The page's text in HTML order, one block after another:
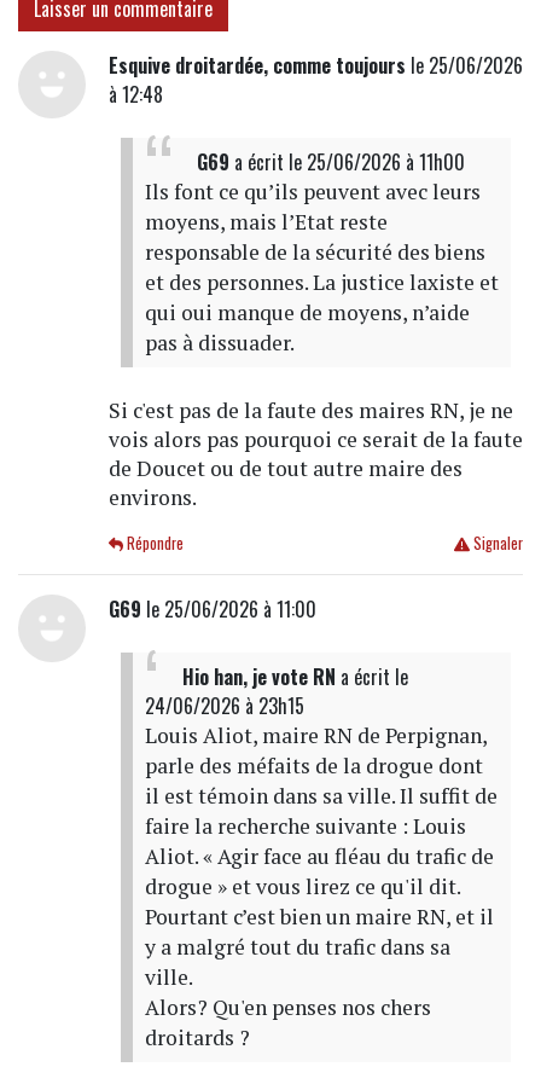
Laisser un commentaire
Esquive droitardée, comme toujours le 25/06/2026
à 12:48
G69 a écrit le 25/06/2026 à 11h00
Ils font ce qu’ils peuvent avec leurs
moyens, mais l’Etat reste
responsable de la sécurité des biens
et des personnes. La justice laxiste et
qui oui manque de moyens, n’aide
pas à dissuader.
Si c'est pas de la faute des maires RN, je ne
vois alors pas pourquoi ce serait de la faute
de Doucet ou de tout autre maire des
environs.
Signaler
Répondre
G69 le 25/06/2026 à 11:00
Hio han, je vote RN a écrit le
24/06/2026 à 23h15
Louis Aliot, maire RN de Perpignan,
parle des méfaits de la drogue dont
il est témoin dans sa ville. Il suffit de
faire la recherche suivante : Louis
Aliot. « Agir face au fléau du trafic de
drogue » et vous lirez ce qu'il dit.
Pourtant c’est bien un maire RN, et il
y a malgré tout du trafic dans sa
ville.
Alors? Qu'en penses nos chers
droitards ?